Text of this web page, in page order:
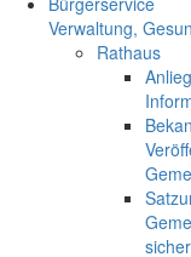
Verwaltung,
Rathaus